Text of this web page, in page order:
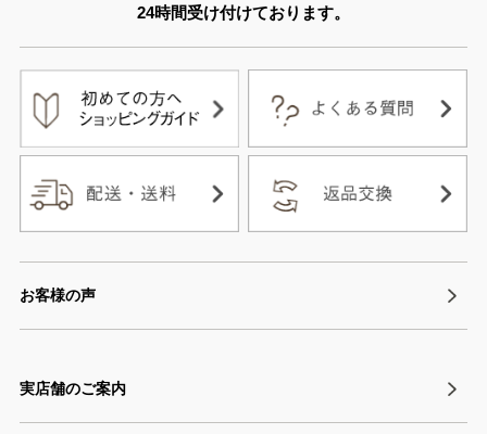
24時間受け付けております。
お客様の声
実店舗のご案内